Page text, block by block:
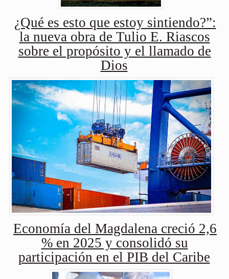
¿Qué es esto que estoy sintiendo?”:
la nueva obra de Tulio E. Riascos
sobre el propósito y el llamado de
Dios
Economía del Magdalena creció 2,6
% en 2025 y consolidó su
participación en el PIB del Caribe